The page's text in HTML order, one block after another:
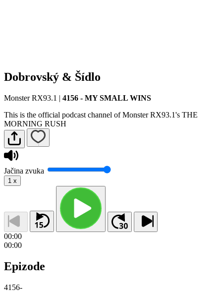
Dobrovský & Šídlo
Monster RX93.1 | 4156 - MY SMALL WINS
This is the official podcast channel of Monster RX93.1's THE
MORNING RUSH
Jačina zvuka
1 x
00:00
00:00
Epizode
4156-